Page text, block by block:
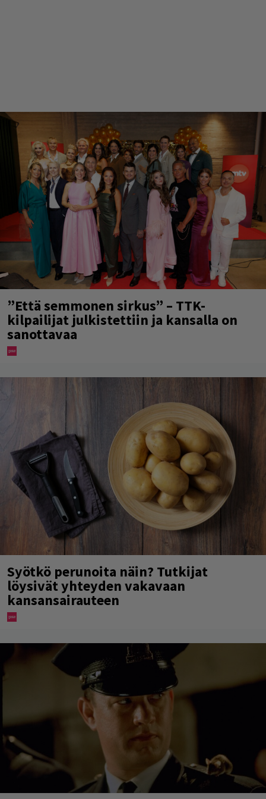
”Että semmonen sirkus” – TTK-
kilpailijat julkistettiin ja kansalla on
sanottavaa
Syötkö perunoita näin? Tutkijat
löysivät yhteyden vakavaan
kansansairauteen